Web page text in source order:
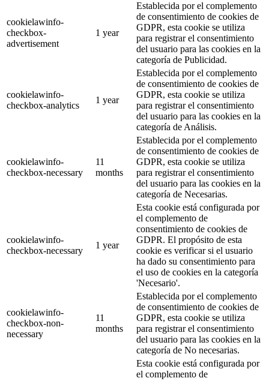
cookielawinfo-
checkbox-
advertisement
1 year
Establecida por el complemento
de consentimiento de cookies de
GDPR, esta cookie se utiliza
para registrar el consentimiento
del usuario para las cookies en la
categoría de Publicidad.
cookielawinfo-
checkbox-analytics
1 year
Establecida por el complemento
de consentimiento de cookies de
GDPR, esta cookie se utiliza
para registrar el consentimiento
del usuario para las cookies en la
categoría de Análisis.
cookielawinfo-
checkbox-necessary
11
months
Establecida por el complemento
de consentimiento de cookies de
GDPR, esta cookie se utiliza
para registrar el consentimiento
del usuario para las cookies en la
categoría de Necesarias.
cookielawinfo-
checkbox-necessary
1 year
Esta cookie está configurada por
el complemento de
consentimiento de cookies de
GDPR. El propósito de esta
cookie es verificar si el usuario
ha dado su consentimiento para
el uso de cookies en la categoría
'Necesario'.
cookielawinfo-
checkbox-non-
necessary
11
months
Establecida por el complemento
de consentimiento de cookies de
GDPR, esta cookie se utiliza
para registrar el consentimiento
del usuario para las cookies en la
categoría de No necesarias.
Esta cookie está configurada por
el complemento de